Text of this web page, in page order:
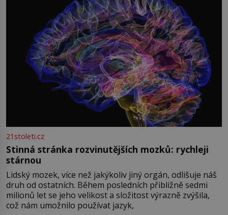
21stoleti.cz
Stinná stránka rozvinutějších mozků: rychleji
stárnou
Lidský mozek, více než jakýkoliv jiný orgán, odlišuje náš
druh od ostatních. Během posledních přibližně sedmi
milionů let se jeho velikost a složitost výrazně zvýšila,
což nám umožnilo používat jazyk,